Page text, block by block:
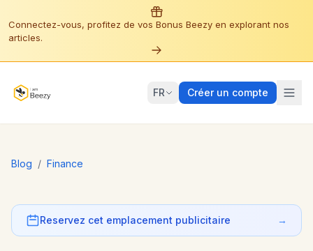
Connectez-vous, profitez de vos Bonus Beezy en explorant nos
articles.
FR Créer un compte
Blog / Finance
Reservez cet emplacement publicitaire →